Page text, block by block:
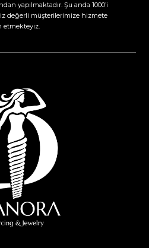
yapılmaktadır. Şu anda 1000’i
değerli müşterilerimize hizmete
etmekteyiz.​